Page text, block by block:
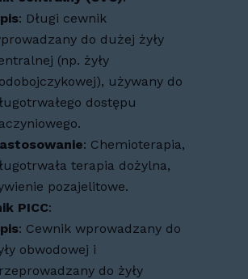
: Długi cewnik
do dużej żyły
(np. żyły
używany do
dostępu
: Chemioterapia,
terapia dożylna,
pozajelitowe.
PICC:
: Cewnik wprowadzany do
obwodowej i
do żyły